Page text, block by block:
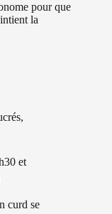
pour que
la
et
curd se